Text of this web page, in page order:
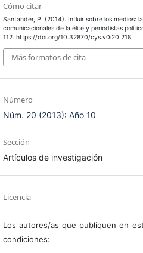
Cómo citar
Santander, P. (2014). Influir sobre los medios:
comunicacionales de la élite y periodistas
112. https://doi.org/10.32870/cys.v0i20.218
Más formatos de cita
Número
Núm. 20 (2013): Año 10
Sección
Artículos de investigación
Licencia
Los autores/as que publiquen en
condiciones: